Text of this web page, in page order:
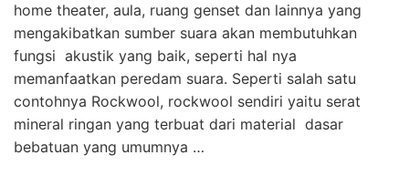
home theater, aula, ruang genset dan lainnya yang
mengakibatkan sumber suara akan membutuhkan
fungsi akustik yang baik, seperti hal nya
memanfaatkan peredam suara. Seperti salah satu
contohnya Rockwool, rockwool sendiri yaitu serat
mineral ringan yang terbuat dari material dasar
bebatuan yang umumnya …